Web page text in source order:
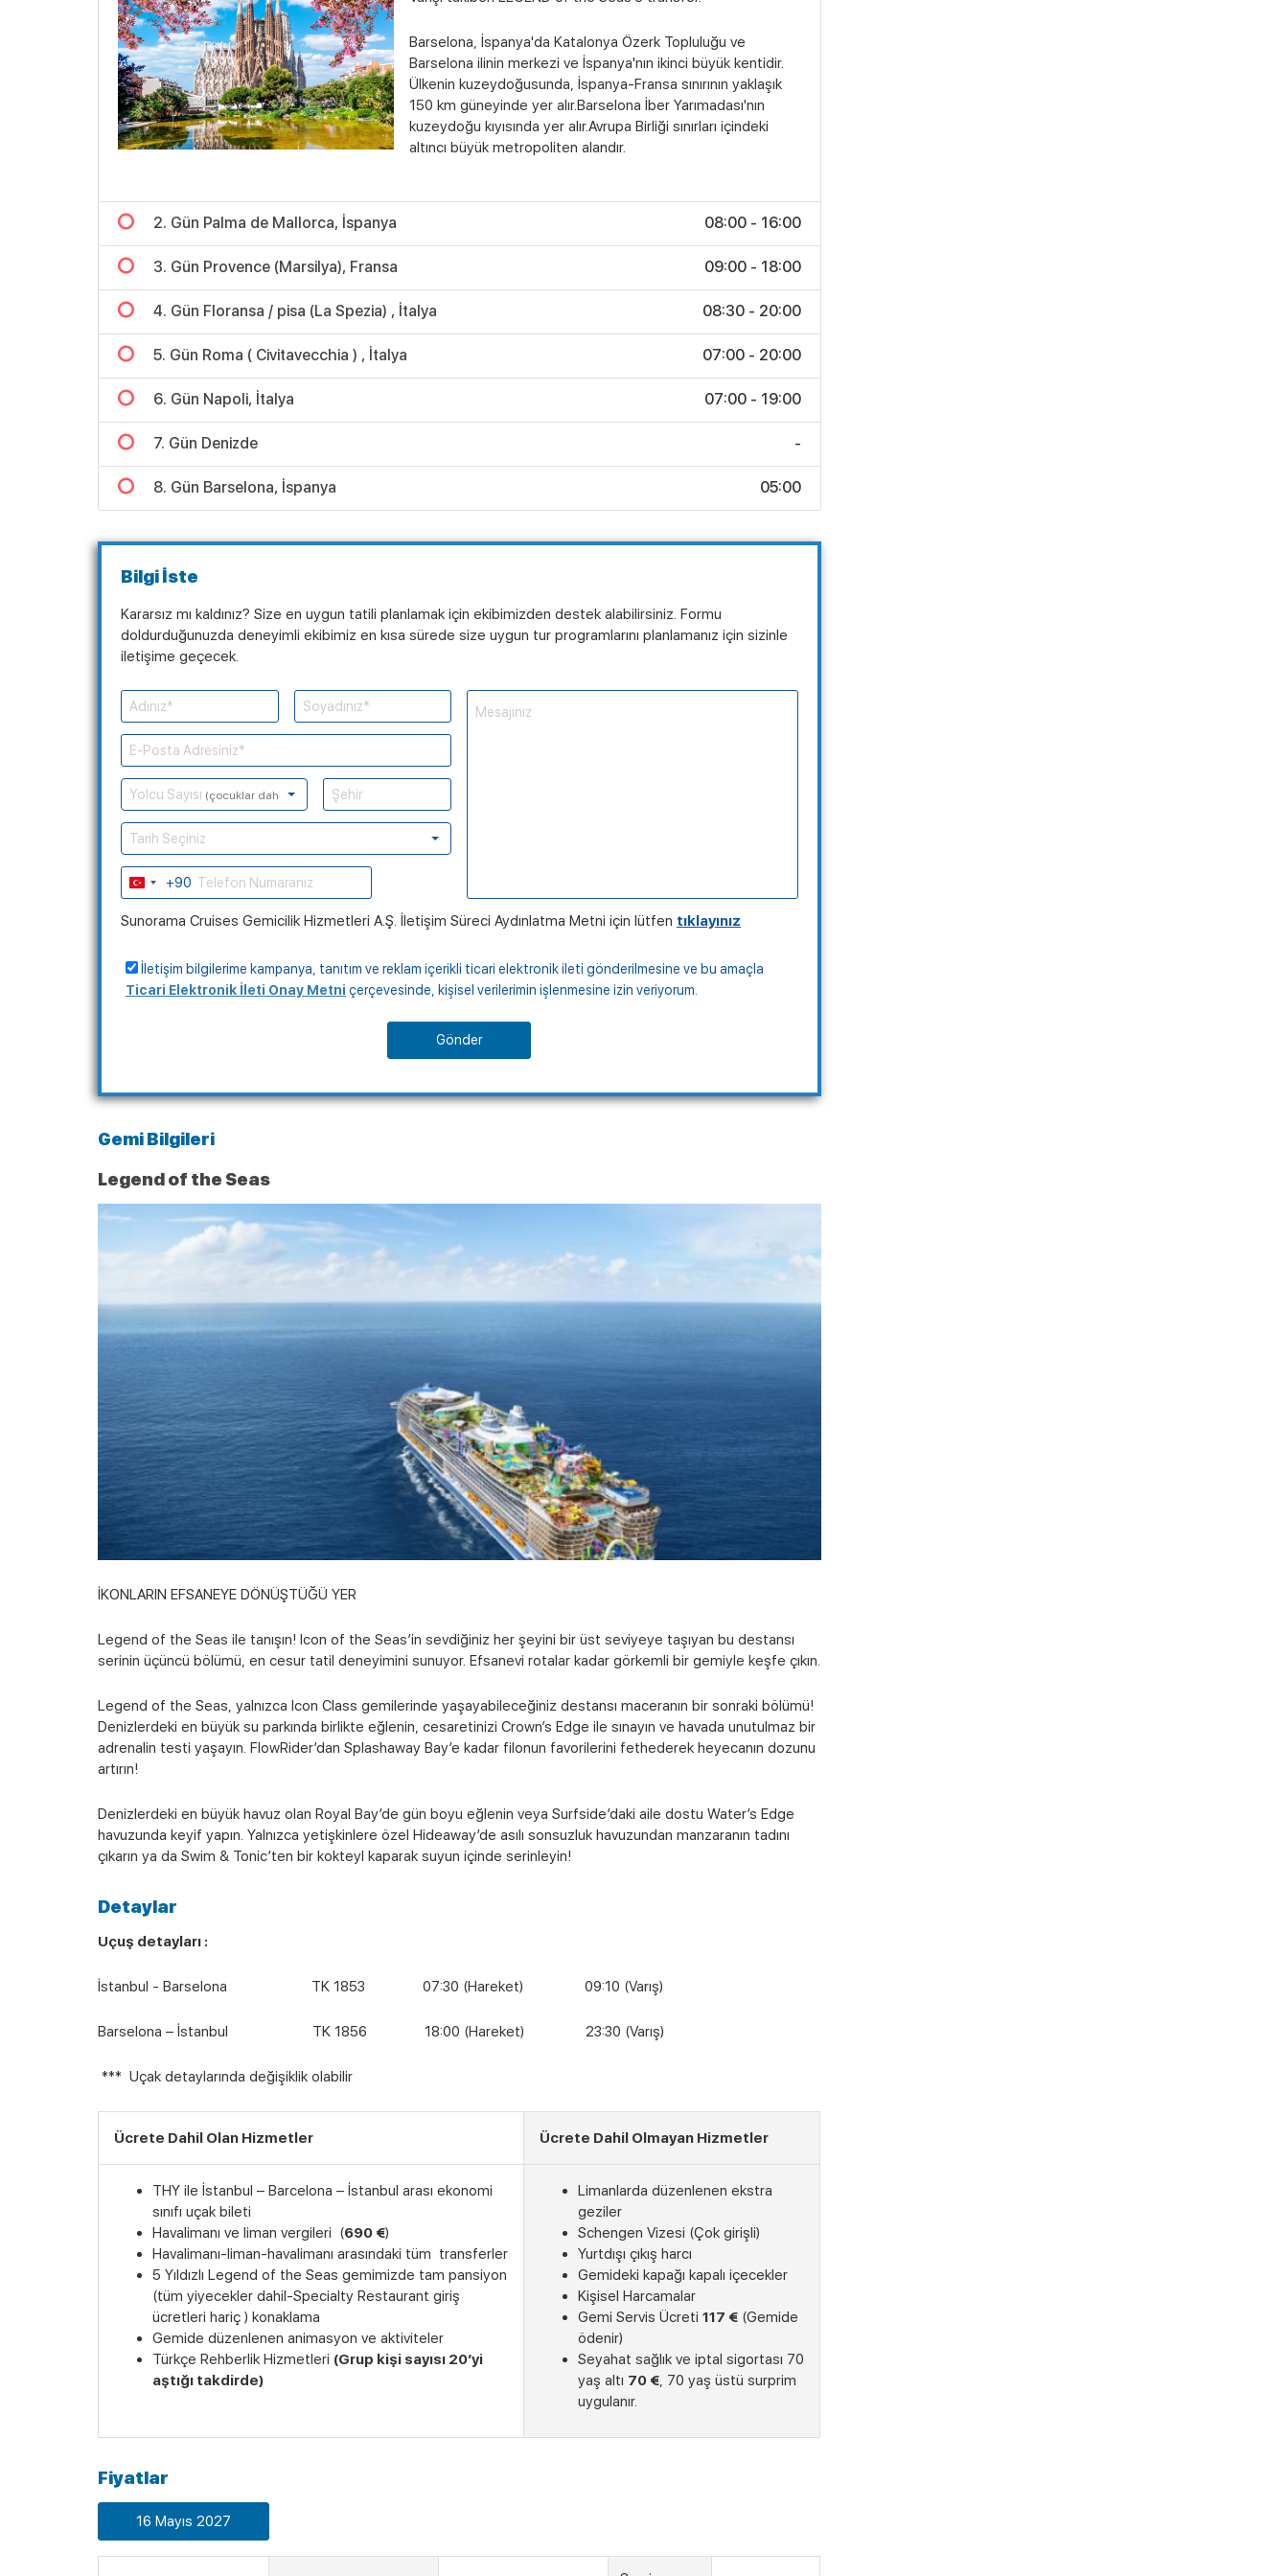
Barselona, İspanya'da Katalonya Özerk Topluluğu ve
Barselona ilinin merkezi ve İspanya'nın ikinci büyük kentidir.
Ülkenin kuzeydoğusunda, İspanya-Fransa sınırının yaklaşık
150 km güneyinde yer alır.Barselona İber Yarımadası'nın
kuzeydoğu kıyısında yer alır.Avrupa Birliği sınırları içindeki
altıncı büyük metropoliten alandır.
2. Gün Palma de Mallorca, İspanya 08:00 - 16:00
3. Gün Provence (Marsilya), Fransa 09:00 - 18:00
4. Gün Floransa / pisa (La Spezia) , İtalya 08:30 - 20:00
5. Gün Roma ( Civitavecchia ) , İtalya 07:00 - 20:00
6. Gün Napoli, İtalya 07:00 - 19:00
7. Gün Denizde -
8. Gün Barselona, İspanya 05:00
Bilgi İste
Kararsız mı kaldınız? Size en uygun tatili planlamak için ekibimizden destek alabilirsiniz. Formu
doldurduğunuzda deneyimli ekibimiz en kısa sürede size uygun tur programlarını planlamanız için sizinle
iletişime geçecek.
Yolcu Sayısı (çocuklar dahil)
Tarih Seçiniz
Turkey+90
Sunorama Cruises Gemicilik Hizmetleri A.Ş. İletişim Süreci Aydınlatma Metni için lütfen tıklayınız
İletişim bilgilerime kampanya, tanıtım ve reklam içerikli ticari elektronik ileti gönderilmesine ve bu amaçla
Ticari Elektronik İleti Onay Metni çerçevesinde, kişisel verilerimin işlenmesine izin veriyorum.
Gönder
Gemi Bilgileri
Legend of the Seas
İKONLARIN EFSANEYE DÖNÜŞTÜĞÜ YER
Legend of the Seas ile tanışın! Icon of the Seas’in sevdiğiniz her şeyini bir üst seviyeye taşıyan bu destansı
serinin üçüncü bölümü, en cesur tatil deneyimini sunuyor. Efsanevi rotalar kadar görkemli bir gemiyle keşfe çıkın.
Legend of the Seas, yalnızca Icon Class gemilerinde yaşayabileceğiniz destansı maceranın bir sonraki bölümü!
Denizlerdeki en büyük su parkında birlikte eğlenin, cesaretinizi Crown’s Edge ile sınayın ve havada unutulmaz bir
adrenalin testi yaşayın. FlowRider’dan Splashaway Bay’e kadar filonun favorilerini fethederek heyecanın dozunu
artırın!
Denizlerdeki en büyük havuz olan Royal Bay’de gün boyu eğlenin veya Surfside’daki aile dostu Water’s Edge
havuzunda keyif yapın. Yalnızca yetişkinlere özel Hideaway’de asılı sonsuzluk havuzundan manzaranın tadını
çıkarın ya da Swim & Tonic’ten bir kokteyl kaparak suyun içinde serinleyin!
Detaylar
Uçuş detayları :
İstanbul - Barselona TK 1853 07:30 (Hareket) 09:10 (Varış)
Barselona – İstanbul TK 1856 18:00 (Hareket) 23:30 (Varış)
*** Uçak detaylarında değişiklik olabilir
Ücrete Dahil Olan Hizmetler Ücrete Dahil Olmayan Hizmetler
THY ile İstanbul – Barcelona – İstanbul arası ekonomi
sınıfı uçak bileti
Havalimanı ve liman vergileri (690 €)
Havalimanı-liman-havalimanı arasındaki tüm transferler
5 Yıldızlı Legend of the Seas gemimizde tam pansiyon
(tüm yiyecekler dahil-Specialty Restaurant giriş
ücretleri hariç ) konaklama
Gemide düzenlenen animasyon ve aktiviteler
Türkçe Rehberlik Hizmetleri (Grup kişi sayısı 20’yi
aştığı takdirde)
Limanlarda düzenlenen ekstra
geziler
Schengen Vizesi (Çok girişli)
Yurtdışı çıkış harcı
Gemideki kapağı kapalı içecekler
Kişisel Harcamalar
Gemi Servis Ücreti 117 € (Gemide
ödenir)
Seyahat sağlık ve iptal sigortası 70
yaş altı 70 €, 70 yaş üstü surprim
uygulanır.
Fiyatlar
16 Mayıs 2027